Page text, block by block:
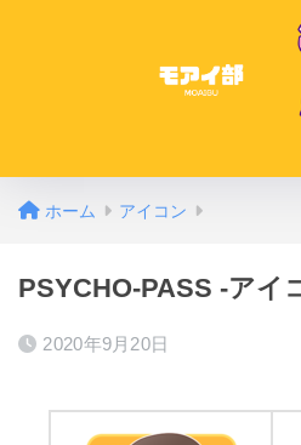
ホーム アイコン
PSYCHO-PASS -アイ
2020年9月20日